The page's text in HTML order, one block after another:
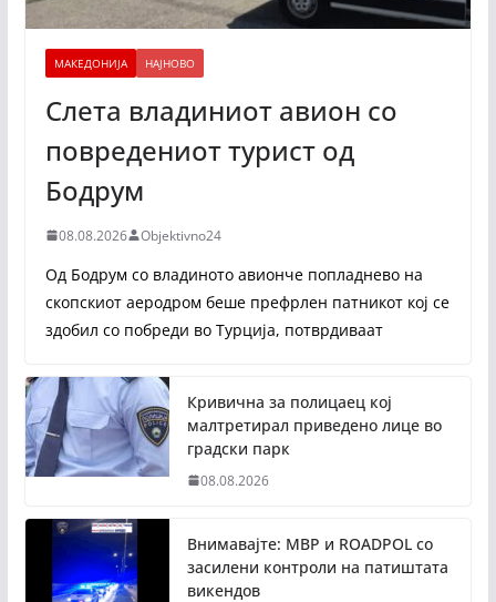
МАКЕДОНИЈА НАЈНОВО
Слета владиниот авион со
повредениот турист од
Бодрум
08.08.2026 Objektivno24
Од Бодрум со владиното авионче попладнево на
скопскиот аеродром беше префрлен патникот кој се
здобил со побреди во Турција, потврдиваат
Кривична за полицаец кој
малтретирал приведено лице во
градски парк
08.08.2026
Внимавајте: МВР и ROADPOL со
засилени контроли на патиштата
викендов